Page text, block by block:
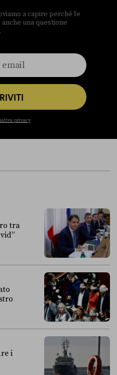
a capire perché le
una questione
privacy
tra
i